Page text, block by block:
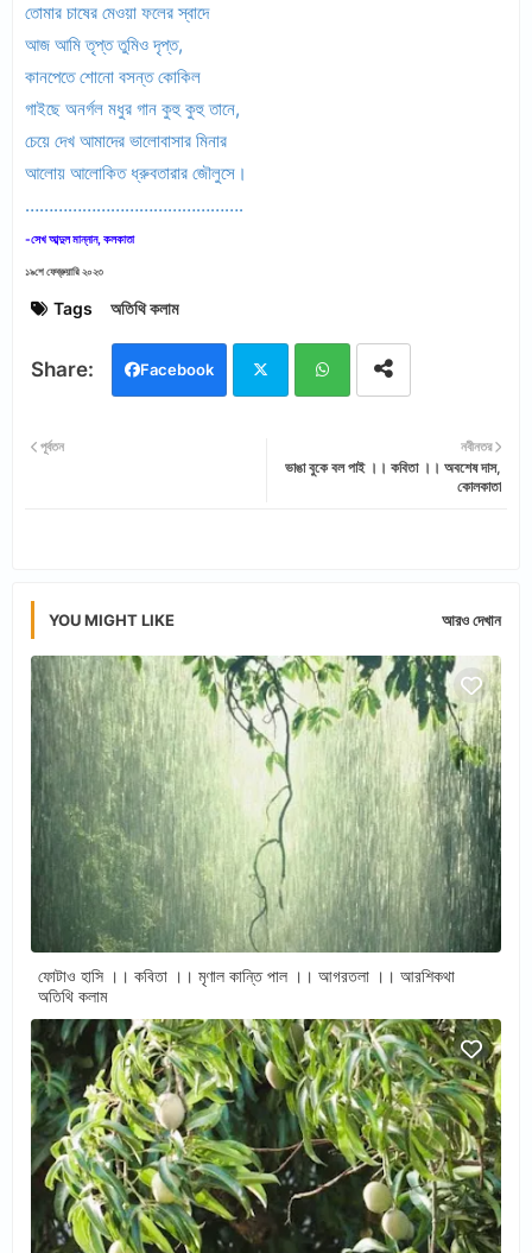
তোমার চাষের মেওয়া ফলের স্বাদে
আজ আমি তৃপ্ত তুমিও দৃপ্ত,
কানপেতে শোনো বসন্ত কোকিল
গাইছে অনর্গল মধুর গান কুহু কুহু তানে,
চেয়ে দেখ আমাদের ভালোবাসার মিনার
আলোয় আলোকিত ধ্রুবতারার জৌলুসে।
……………………………………….
-সেখ আব্দুল মান্নান, কলকাতা
১৯শে ফেব্রুয়ারি ২০২৩
Tags অতিথি কলাম
Facebook
ats
নবীনতর
ভাঙা বুকে বল পাই ।। কবিতা ।। অবশেষ দাস,
কোলকাতা
পূর্বতন
YOU MIGHT LIKE আরও দেখান
ফোটাও হাসি ।। কবিতা ।। মৃণাল কান্তি পাল ।। আগরতলা ।। আরশিকথা
অতিথি কলাম